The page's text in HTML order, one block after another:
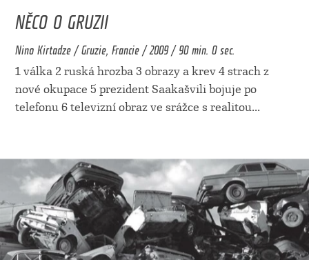
NĚCO O GRUZII
Nino Kirtadze / Gruzie, Francie / 2009 / 90 min. 0 sec.
1 válka 2 ruská hrozba 3 obrazy a krev 4 strach z
nové okupace 5 prezident Saakašvili bojuje po
telefonu 6 televizní obraz ve srážce s realitou...